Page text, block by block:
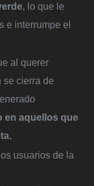
, lo que le
e interrumpe el
al querer
se cierra de
en aquellos que
usuarios de la